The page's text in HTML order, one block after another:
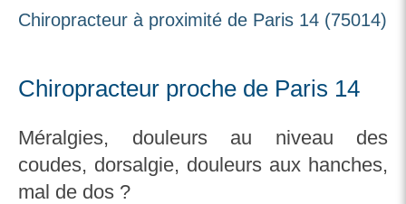
Chiropracteur à proximité de Paris 14 (75014)
Chiropracteur proche de Paris 14
Méralgies, douleurs au niveau des
coudes, dorsalgie, douleurs aux hanches,
mal de dos ?